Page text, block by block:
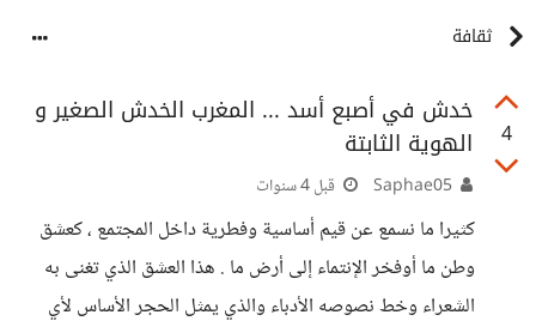
ثقافة
4
خدش في أصبع أسد ... المغرب الخدش الصغير و
الهوية الثابتة
قبل 4 سنوات
كثيرا ما نسمع عن قيم أساسية وفطرية داخل المجتمع ، كعشق
وطن ما أوفخر الإنتماء إلى أرض ما . هذا العشق الذي تغنى به
الشعراء وخط نصوصه الأدباء والذي يمثل الحجر الأساس لأي